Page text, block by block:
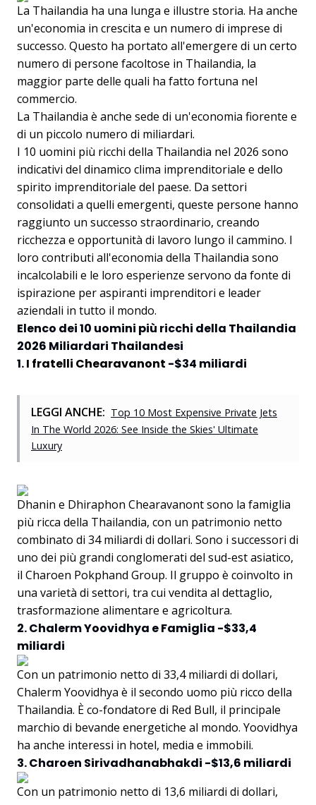
La Thailandia ha una lunga e illustre storia. Ha anche
un'economia in crescita e un numero di imprese di
successo. Questo ha portato all'emergere di un certo
numero di persone facoltose in Thailandia, la
maggior parte delle quali ha fatto fortuna nel
commercio.
La Thailandia è anche sede di un'economia fiorente e
di un piccolo numero di miliardari.
I 10 uomini più ricchi della Thailandia nel 2026 sono
indicativi del dinamico clima imprenditoriale e dello
spirito imprenditoriale del paese. Da settori
consolidati a quelli emergenti, queste persone hanno
raggiunto un successo straordinario, creando
ricchezza e opportunità di lavoro lungo il cammino. I
loro contributi all'economia della Thailandia sono
incalcolabili e le loro esperienze servono da fonte di
ispirazione per aspiranti imprenditori e leader
aziendali in tutto il mondo.
Elenco dei 10 uomini più ricchi della Thailandia
2026 Miliardari Thailandesi
1.I fratelli Chearavanont -$34 miliardi
LEGGI ANCHE: Top 10 Most Expensive Private Jets
In The World 2026: See Inside the Skies' Ultimate
Luxury
Dhanin e Dhiraphon Chearavanont sono la famiglia
più ricca della Thailandia, con un patrimonio netto
combinato di 34 miliardi di dollari. Sono i successori di
uno dei più grandi conglomerati del sud-est asiatico,
il Charoen Pokphand Group. Il gruppo è coinvolto in
una varietà di settori, tra cui vendita al dettaglio,
trasformazione alimentare e agricoltura.
2. Chalerm Yoovidhya e Famiglia -$33,4
miliardi
Con un patrimonio netto di 33,4 miliardi di dollari,
Chalerm Yoovidhya è il secondo uomo più ricco della
Thailandia. È co-fondatore di Red Bull, il principale
marchio di bevande energetiche al mondo. Yoovidhya
ha anche interessi in hotel, media e immobili.
3. Charoen Sirivadhanabhakdi -$13,6 miliardi
Con un patrimonio netto di 13,6 miliardi di dollari,